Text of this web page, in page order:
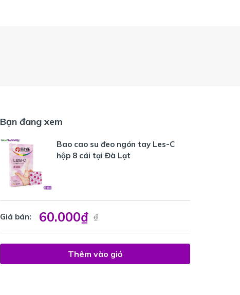
Bạn đang xem
Bao cao su đeo ngón tay Les-C
hộp 8 cái tại Đà Lạt
Giá bán: 60.000₫ ₫
Thêm vào giỏ